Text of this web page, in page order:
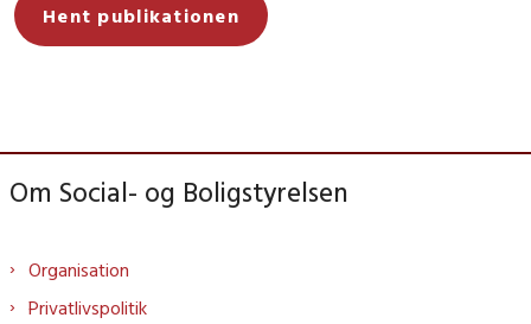
Hent publikationen
Om Social- og Boligstyrelsen
Organisation
Privatlivspolitik